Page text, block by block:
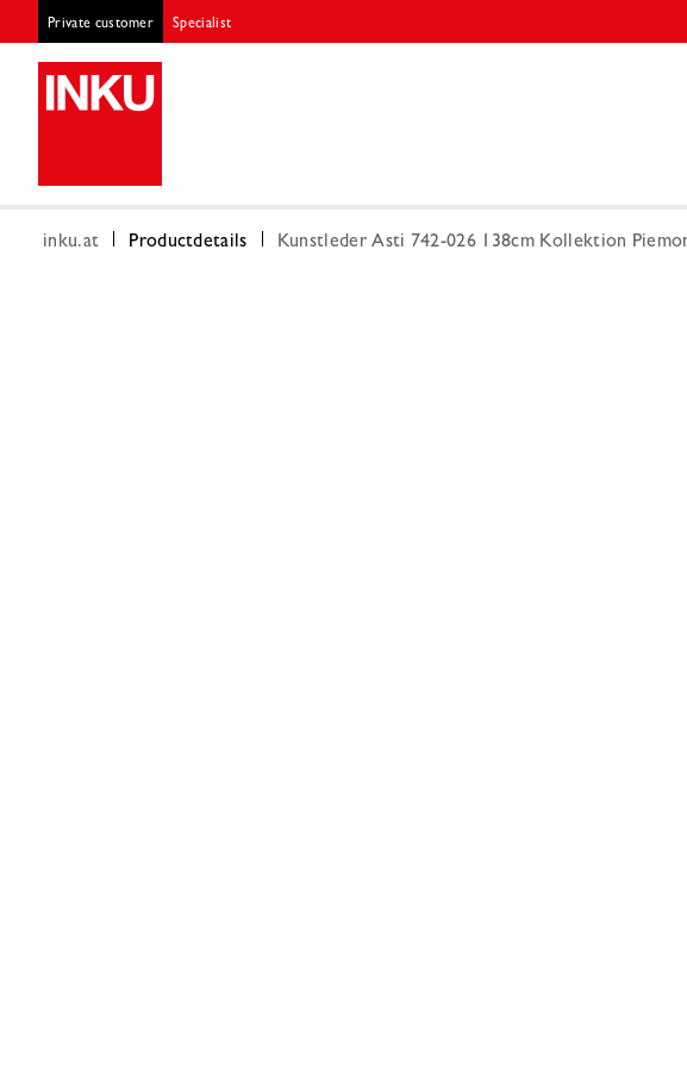
Private customer Specialist
inku.at Productdetails Kunstleder Asti 742-026 138cm Kollektion